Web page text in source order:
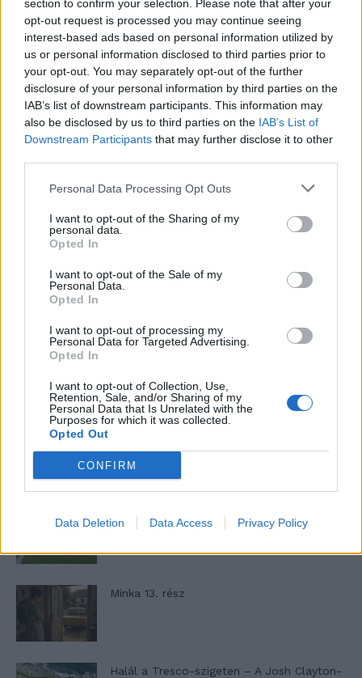
section to confirm your selection. Please note that after your
opt-out request is processed you may continue seeing
interest-based ads based on personal information utilized by
us or personal information disclosed to third parties prior to
your opt-out. You may separately opt-out of the further
disclosure of your personal information by third parties on the
IAB’s list of downstream participants. This information may
also be disclosed by us to third parties on the IAB’s List of
Downstream Participants that may further disclose it to other
Personal Data Processing Opt Outs
I want to opt-out of the Sharing of my
personal data.
Opted In
I want to opt-out of the Sale of my
Personal Data.
Opted In
I want to opt-out of processing my
Personal Data for Targeted Advertising.
Opted In
I want to opt-out of Collection, Use,
Retention, Sale, and/or Sharing of my
Personal Data that Is Unrelated with the
Purposes for which it was collected.
Opted Out
CONFIRM
Data Deletion Data Access Privacy Policy
Morgan Freeman
13,262 Követő KÖVETÉS
LEGFRISSEBB
Minka 14. rész
Minka 13. rész
Halál a Tresco-szigeten – A Josh Clayton-